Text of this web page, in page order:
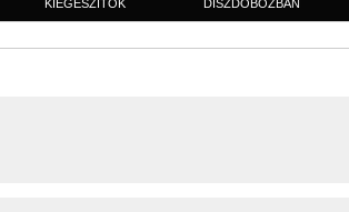
KIEGÉSZÍTŐK
DÍSZDOBOZBAN